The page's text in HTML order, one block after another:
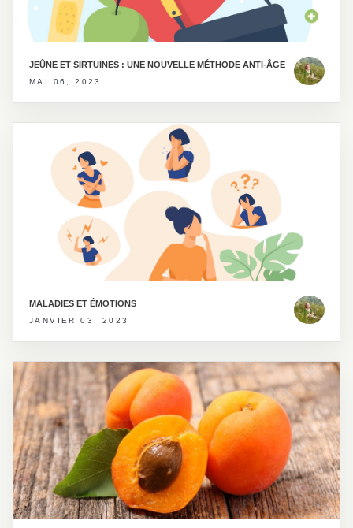
JEÛNE ET SIRTUINES : UNE NOUVELLE MÉTHODE ANTI-ÂGE
MAI 06, 2023
MALADIES ET ÉMOTIONS
JANVIER 03, 2023